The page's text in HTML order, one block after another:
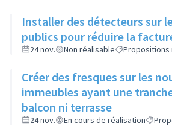
Installer des détecteurs sur
publics pour réduire la
24 nov. Non réalisable Propositions
Créer des fresques sur les
immeubles ayant une
balcon ni terrasse
24 nov. En cours de réalisation